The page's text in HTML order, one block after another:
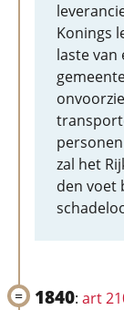
Konings
laste
zal het
den voet
1840: art